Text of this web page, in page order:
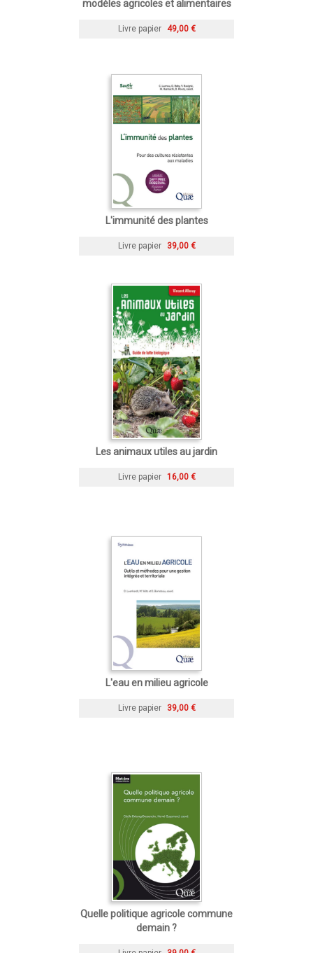
modèles agricoles et alimentaires
Livre papier 49,00 €
L'immunité des plantes
Livre papier 39,00 €
Les animaux utiles au jardin
Livre papier 16,00 €
L'eau en milieu agricole
Livre papier 39,00 €
Quelle politique agricole commune
demain ?